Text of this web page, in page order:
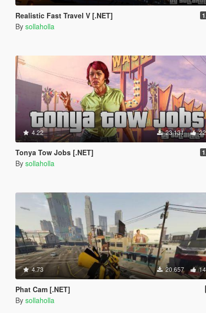
Realistic Fast Travel V [.NET]
By sollaholla
4.22 23.131
Tonya Tow Jobs [.NET]
By sollaholla
4.73 20.657
Phat Cam [.NET]
By sollaholla